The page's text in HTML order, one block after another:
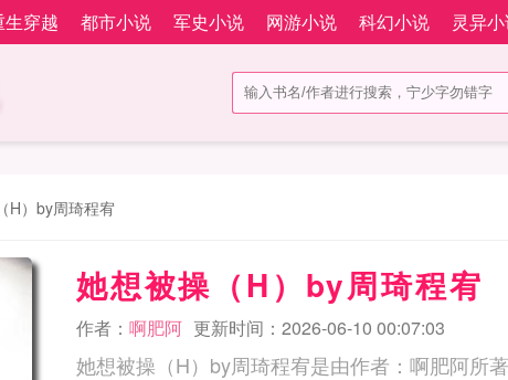
生穿越 都市小说 军史小说 网游小说 科幻小说 灵异
H）by周琦程宥
她想被操（H）by周琦程宥
作者： 啊肥阿 更新时间：2026-06-10 00:07:03
她想被操（H）by周琦程宥是由作者：啊肥阿所